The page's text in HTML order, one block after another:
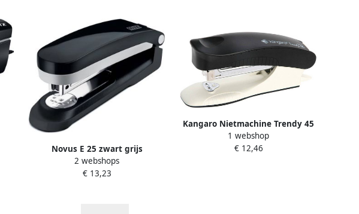
Novus E 25 zwart grijs
tafelnietmachine
2 webshops
€ 13,23
Kangaro Nietmachine Trendy 45
zwart max
1 webshop
€ 12,46